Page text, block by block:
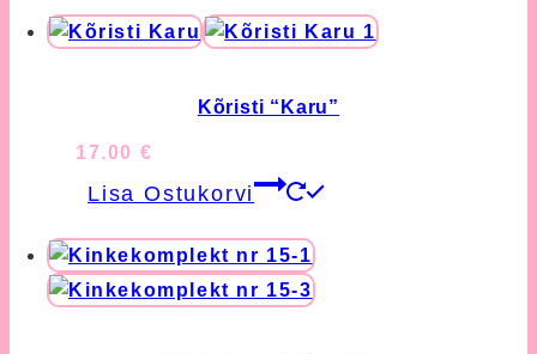
Kõristi “Karu”
17.00 €
Lisa Ostukorvi